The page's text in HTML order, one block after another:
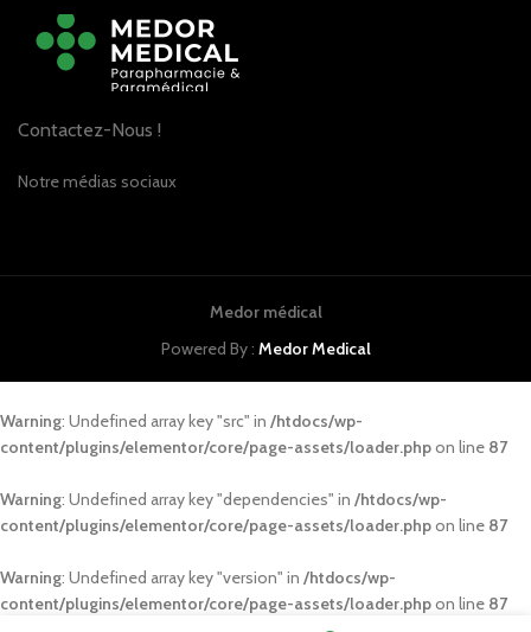
Contactez-Nous !
Notre médias sociaux
Medor médical
Powered By : Medor Medical
Warning: Undefined array key "src" in /htdocs/wp-
content/plugins/elementor/core/page-assets/loader.phpon line 87
Warning: Undefined array key "dependencies" in /htdocs/wp-
content/plugins/elementor/core/page-assets/loader.phpon line 87
Warning: Undefined array key "version" in /htdocs/wp-
content/plugins/elementor/core/page-assets/loader.phpon line 87